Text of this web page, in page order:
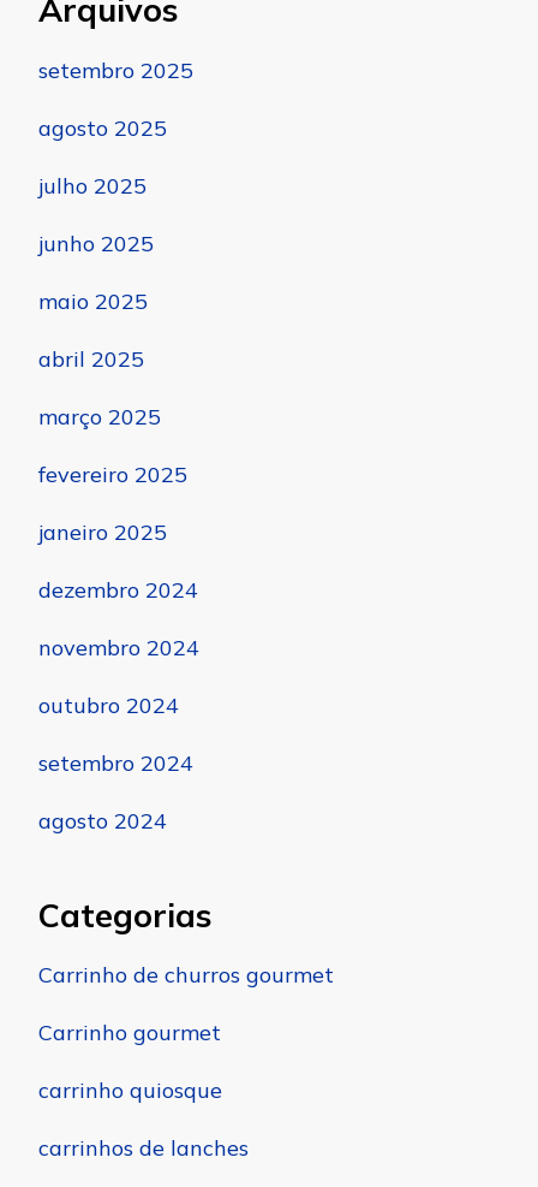
Arquivos
setembro 2025
agosto 2025
julho 2025
junho 2025
maio 2025
abril 2025
março 2025
fevereiro 2025
janeiro 2025
dezembro 2024
novembro 2024
outubro 2024
setembro 2024
agosto 2024
Categorias
Carrinho de churros gourmet
Carrinho gourmet
carrinho quiosque
carrinhos de lanches